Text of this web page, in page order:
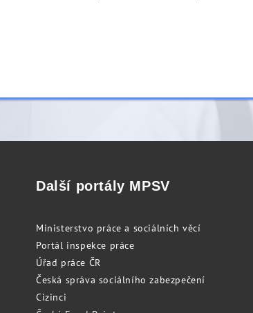
Další portály MPSV
Ministerstvo práce a sociálních věcí
Portál inspekce práce
Úřad práce ČR
Česká správa sociálního zabezpečení
Cizinci